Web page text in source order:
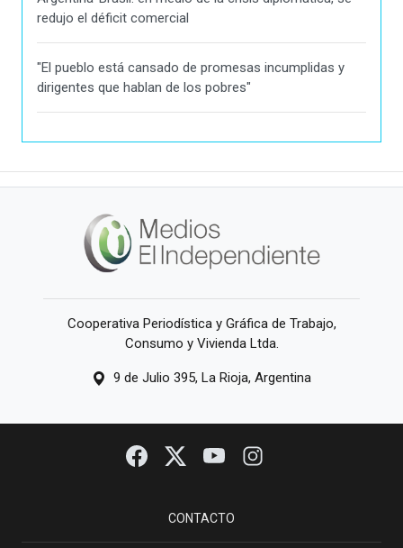
redujo el déficit comercial
"El pueblo está cansado de promesas incumplidas y
dirigentes que hablan de los pobres"
Cooperativa Periodística y Gráfica de Trabajo,
Consumo y Vivienda Ltda.
9 de Julio 395, La Rioja, Argentina
CONTACTO